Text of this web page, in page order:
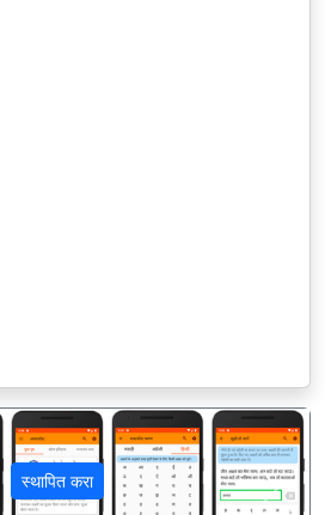
स्थापित करा
अगला